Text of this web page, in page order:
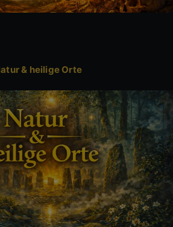
Natur & heilige Orte